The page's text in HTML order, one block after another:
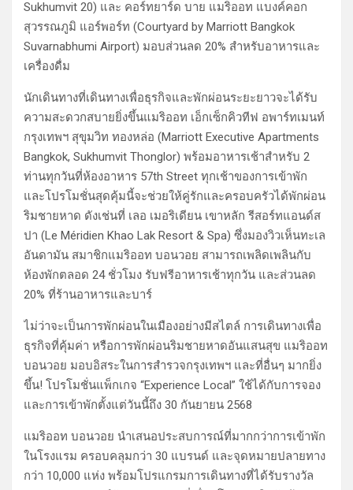
Sukhumvit 20) และ คอร์ทยาร์ด บาย แมริออท แบงค์คอก
สุวรรณภูมิ แอร์พอร์ท (Courtyard by Marriott Bangkok
Suvarnabhumi Airport) มอบส่วนลด 20% สำหรับอาหารและ
เครื่องดื่ม
นักเดินทางที่เดินทางเพื่อธุรกิจและพักผ่อนระยะยาวจะได้รับ
ความสะดวกสบายยิ่งขึ้นแมริออท เอ็กเซ็กคิวทีฟ อพาร์ทเมนท์
กรุงเทพฯ สุขุมวิท ทองหล่อ (Marriott Executive Apartments
Bangkok, Sukhumvit Thonglor) พร้อมอาหารเช้าสำหรับ 2
ท่านทุกวันที่ห้องอาหาร 57th Street ทุกเช้าของการเข้าพัก
และโปรโมชั่นสุดคุ้มนี้จะช่วยให้คู่รักและครอบครัวได้พักผ่อน
ริมชายหาด ดังเช่นที่ เลอ เมอริเดียน เขาหลัก รีสอร์ทแอนด์ส
ปา (Le Méridien Khao Lak Resort & Spa) ซึ่งมองวิวเห็นทะเล
อันดามัน สมาชิกแมริออท บอนวอย สามารถเพลิดเพลินกับ
ห้องพักตลอด 24 ชั่วโมง รับฟรีอาหารเช้าทุกวัน และส่วนลด
20% ที่ร้านอาหารและบาร์
ไม่ว่าจะเป็นการพักผ่อนในเมืองอย่างมีสไตล์ การเดินทางเพื่อ
ธุรกิจที่คุ้มค่า หรือการพักผ่อนริมชายหาดอันแสนสุข แมริออท
บอนวอย มอบอิสระในการสำรวจกรุงเทพฯ และที่อื่นๆ มากยิ่ง
ขึ้น! โปรโมชั่นแพ็กเกจ “Experience Local” ใช้ได้กับการจอง
และการเข้าพักตั้งแต่วันนี้ถึง 30 กันยายน 2568
แมริออท บอนวอย นำเสนอประสบการณ์ที่มากกว่าการเข้าพัก
ในโรงแรม ครอบคลุมกว่า 30 แบรนด์ และจุดหมายปลายทาง
กว่า 10,000 แห่ง พร้อมโปรแกรมการเดินทางที่ได้รับรางวัล